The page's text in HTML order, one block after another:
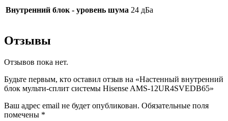
Внутренний блок - уровень шума 24 дБа
Отзывы
Отзывов пока нет.
Будьте первым, кто оставил отзыв на «Настенный внутренний
блок мульти-сплит системы Hisense AMS-12UR4SVEDB65»
Ваш адрес email не будет опубликован. Обязательные поля
помечены *